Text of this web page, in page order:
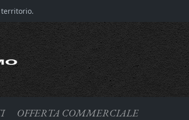
territorio.
OFFERTA COMMERCIALE